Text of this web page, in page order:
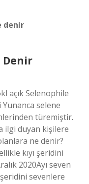
denir
Denir
açık Selenophile
selene
türemiştir.
ilgi duyan kişilere
ne denir?
kıyı şeridini
2020Ayı seven
sevenlere